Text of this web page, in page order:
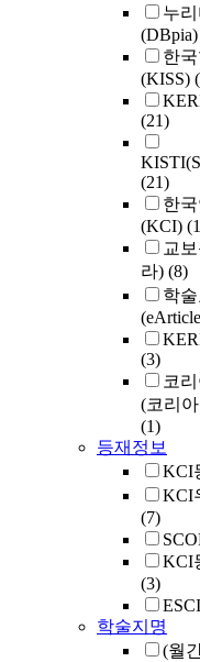
누
(DBpia)
한
(KISS)
(21)
(21)
한
(KCI)
교
라) (8)
학
(3)
코
(코리
(1)
등재정보
KCI
KCI
(7)
KCI
(3)
ESCI
학술지명
(월